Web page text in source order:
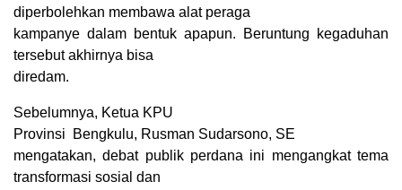
diperbolehkan membawa alat peraga
kampanye dalam bentuk apapun. Beruntung kegaduhan
tersebut akhirnya bisa
diredam.
Sebelumnya, Ketua KPU
Provinsi
Bengkulu, Rusman Sudarsono, SE
mengatakan, debat publik perdana ini mengangkat tema
transformasi sosial dan